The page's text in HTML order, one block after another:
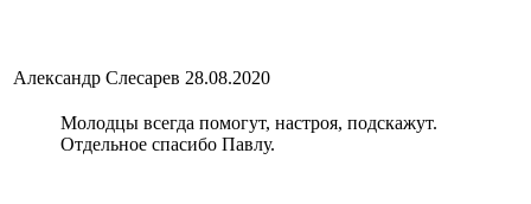
Александр Слесарев 28.08.2020
Молодцы всегда помогут, настроя, подскажут.
Отдельное спасибо Павлу.